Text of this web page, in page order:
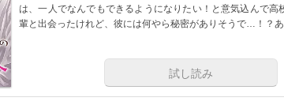
は、一人でなんでもできるようになりたい！と意気込んで
輩と出会ったけれど、彼には何やら秘密がありそうで…！？
試し読み